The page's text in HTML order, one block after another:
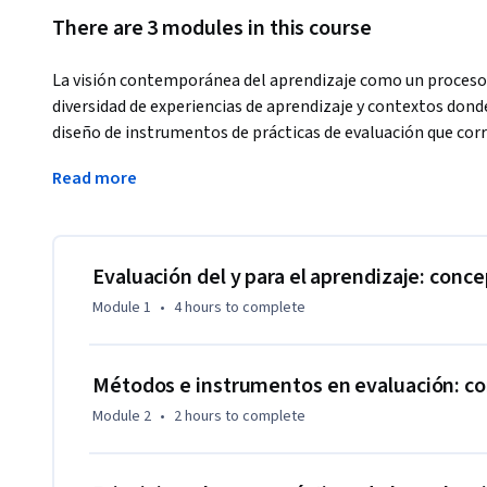
There are 3 modules in this course
La visión contemporánea del aprendizaje como un
diversidad de experiencias de aprendizaje y contextos
diseño de instrumentos de prácticas de evaluación que
Identificar los conocimientos que adquieren los alumnos y
A través de las experiencias de aprendizaje se pretende
reflexión crítica de conceptos tales como: evaluación del
Read more
Evaluación del y para el aprendizaje:
Module 1 • 4 hours to complete
Métodos e instrumentos en evaluación:
Module 2 • 2 hours to complete